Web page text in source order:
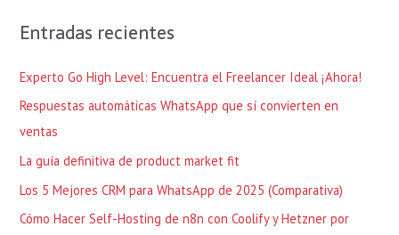
a
p
o
r
:
Entradas recientes
Experto Go High Level: Encuentra el Freelancer Ideal ¡Ahora!
Respuestas automáticas WhatsApp que sí convierten en
ventas
La guía definitiva de product market fit
Los 5 Mejores CRM para WhatsApp de 2025 (Comparativa)
Cómo Hacer Self-Hosting de n8n con Coolify y Hetzner por